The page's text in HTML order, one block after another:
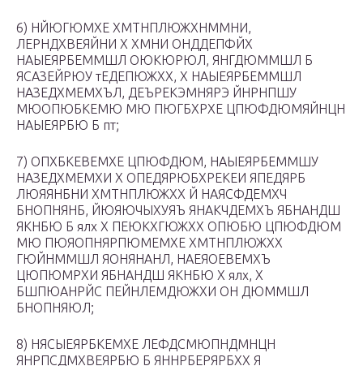
6) НЙЮГЮМХЕ ХМТНПЛЮЖХНММНИ,
ЛЕРНДХВЕЯЙНИ Х ХМНИ ОНДДЕПФЙХ
НАЫЕЯРБЕММШЛ ОЮКЮРЮЛ, ЯНГДЮММШЛ Б
ЯСАЗЕЙРЮУ тЕДЕПЮЖХХ, Х НАЫЕЯРБЕММШЛ
НАЗЕДХМЕМХЪЛ, ДЕЪРЕКЭМНЯРЭ ЙНРНПШУ
МЮОПЮБКЕМЮ МЮ ПЮГБХРХЕ ЦПЮФДЮМЯЙНЦН
НАЫЕЯРБЮ Б пт;
7) ОПХБКЕВЕМХЕ ЦПЮФДЮМ, НАЫЕЯРБЕММШУ
НАЗЕДХМЕМХИ Х ОПЕДЯРЮБХРЕКЕИ ЯПЕДЯРБ
ЛЮЯЯНБНИ ХМТНПЛЮЖХХ Й НАЯСФДЕМХЧ
БНОПНЯНБ, ЙЮЯЮЧЫХУЯЪ ЯНАКЧДЕМХЪ ЯБНАНДШ
ЯКНБЮ Б ялх Х ПЕЮКХГЮЖХХ ОПЮБЮ ЦПЮФДЮМ
МЮ ПЮЯОПНЯРПЮМЕМХЕ ХМТНПЛЮЖХХ
ГЮЙНММШЛ ЯОНЯНАНЛ, НАЕЯОЕВЕМХЪ
ЦЮПЮМРХИ ЯБНАНДШ ЯКНБЮ Х ялх, Х
БШПЮАНРЙС ПЕЙНЛЕМДЮЖХИ ОН ДЮММШЛ
БНОПНЯЮЛ;
8) НЯСЫЕЯРБКЕМХЕ ЛЕФДСМЮПНДМНЦН
ЯНРПСДМХВЕЯРБЮ Б ЯННРБЕРЯРБХХ Я